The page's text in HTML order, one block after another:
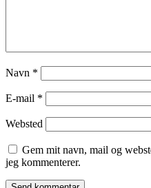
Navn *
E-mail *
Websted
Gem mit navn, mail og
jeg kommenterer.